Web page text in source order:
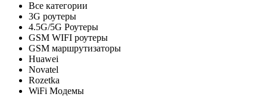
Все категории
3G роутеры
4.5G/5G Роутеры
GSM WIFI роутеры
GSM маршрутизаторы
Huawei
Novatel
Rozetka
WiFi Модемы